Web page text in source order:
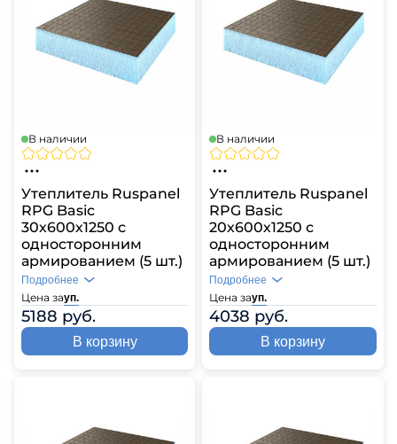
В наличии
Утеплитель Ruspanel
RPG Basic
30х600х1250 с
односторонним
армированием (5 шт.)
Цена зауп.
5188 руб.
Подробнее
В корзину
В наличии
Утеплитель Ruspanel
RPG Basic
20х600х1250 с
односторонним
армированием (5 шт.)
Цена зауп.
4038 руб.
Подробнее
В корзину